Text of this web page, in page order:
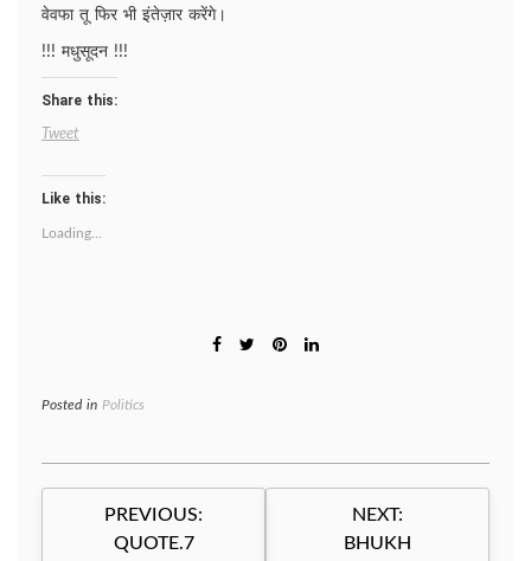
वेवफा तू फिर भी इंतेज़ार करेंगे।
!!! मधुसूदन !!!
Share this:
Tweet
Like this:
Loading...
Posted in Politics
Post
navigation
PREVIOUS:
QUOTE.7
NEXT:
BHUKH